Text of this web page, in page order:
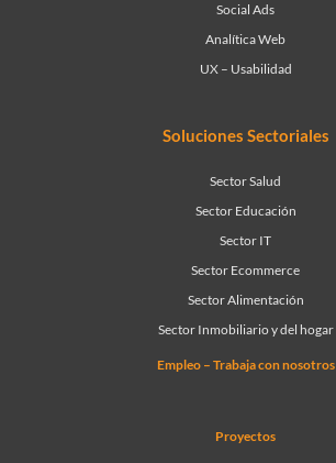
Social Ads
Analítica Web
UX – Usabilidad
Soluciones Sectoriales
Sector Salud
Sector Educación
Sector IT
Sector Ecommerce
Sector Alimentación
Sector Inmobiliario y del hogar
Empleo – Trabaja con nosotros
Proyectos